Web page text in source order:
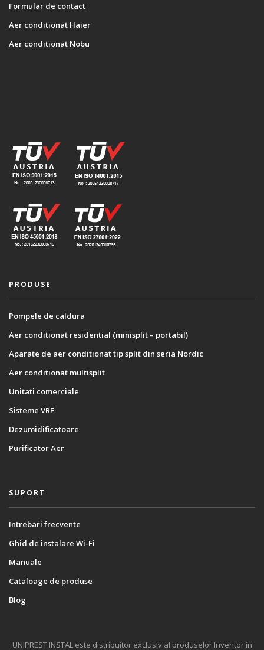
Formular de contact
Aer conditionat Haier
Aer conditionat Nobu
PRODUSE
Pompele de caldura
Aer conditionat residential (minisplit – portabil)
Aparate de aer conditionat tip split din seria Nordic
Aer conditionat multisplit
Unitati comerciale
Sisteme VRF
Dezumidificatoare
Purificator Aer
SUPORT
Intrebari frecvente
Ghid de instalare Wi-Fi
Manuale
Cataloage de produse
Blog
UNIPREST INSTAL este distribuitor exclusiv al produselor Inventor in